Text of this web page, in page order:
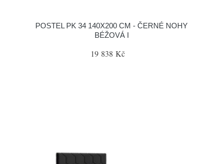
POSTEL PK 34 140X200 CM - ČERNÉ NOHY
BÉŽOVÁ I
19 838 Kč